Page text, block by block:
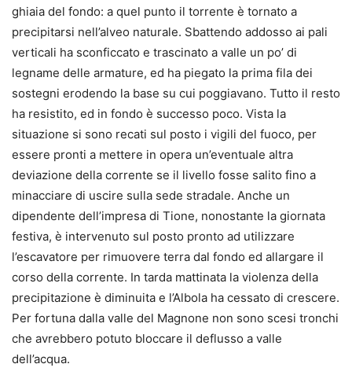
ghiaia del fondo: a quel punto il torrente è tornato a
precipitarsi nell’alveo naturale. Sbattendo addosso ai pali
verticali ha sconficcato e trascinato a valle un po’ di
legname delle armature, ed ha piegato la prima fila dei
sostegni erodendo la base su cui poggiavano. Tutto il resto
ha resistito, ed in fondo è successo poco. Vista la
situazione si sono recati sul posto i vigili del fuoco, per
essere pronti a mettere in opera un’eventuale altra
deviazione della corrente se il livello fosse salito fino a
minacciare di uscire sulla sede stradale. Anche un
dipendente dell’impresa di Tione, nonostante la giornata
festiva, è intervenuto sul posto pronto ad utilizzare
l’escavatore per rimuovere terra dal fondo ed allargare il
corso della corrente. In tarda mattinata la violenza della
precipitazione è diminuita e l’Albola ha cessato di crescere.
Per fortuna dalla valle del Magnone non sono scesi tronchi
che avrebbero potuto bloccare il deflusso a valle
dell’acqua.